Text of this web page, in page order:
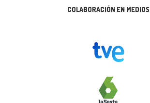
COLABORACIÓN EN MEDIOS